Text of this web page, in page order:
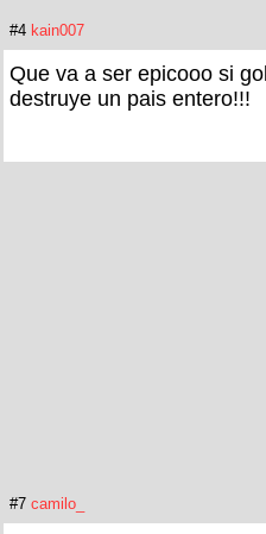
#4 kain007
Que va a ser epicooo si
destruye un pais entero!!!
#7 camilo_